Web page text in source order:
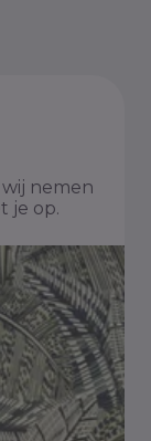
nemen
je op.